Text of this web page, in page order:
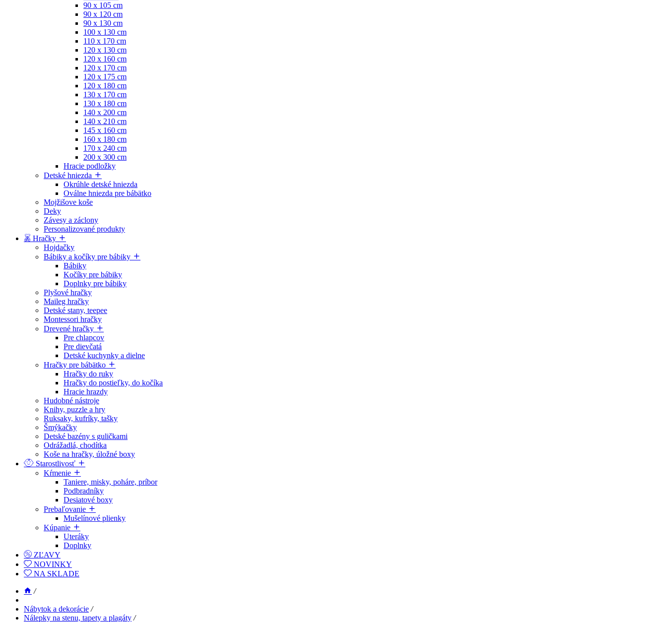
90 x 105 cm
90 x 120 cm
90 x 130 cm
100 x 130 cm
110 x 170 cm
120 x 130 cm
120 x 160 cm
120 x 170 cm
120 x 175 cm
120 x 180 cm
130 x 170 cm
130 x 180 cm
140 x 200 cm
140 x 210 cm
145 x 160 cm
160 x 180 cm
170 x 240 cm
200 x 300 cm
Hracie podložky
Detské hniezda
Okrúhle detské hniezda
Oválne hniezda pre bábätko
Mojžišove koše
Deky
Závesy a záclony
Personalizované produkty
Hračky
Hojdačky
Bábiky a kočíky pre bábiky
Bábiky
Kočíky pre bábiky
Doplnky pre bábiky
Plyšové hračky
Maileg hračky
Detské stany, teepee
Montessori hračky
Drevené hračky
Pre chlapcov
Pre dievčatá
Detské kuchynky a dielne
Hračky pre bábätko
Hračky do ruky
Hračky do postieľky, do kočíka
Hracie hrazdy
Hudobné nástroje
Knihy, puzzle a hry
Ruksaky, kufríky, tašky
Šmýkačky
Detské bazény s guličkami
Odrážadlá, chodítka
Koše na hračky, úložné boxy
Starostlivosť
Kŕmenie
Taniere, misky, poháre, príbor
Podbradníky
Desiatové boxy
Prebaľovanie
Mušelínové plienky
Kúpanie
Uteráky
Doplnky
ZĽAVY
NOVINKY
NA SKLADE
/
Nábytok a dekorácie /
Nálepky na stenu, tapety a plagáty /